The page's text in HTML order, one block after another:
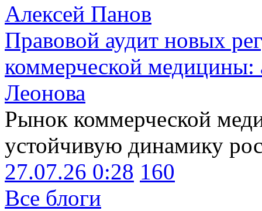
Алексей Панов
Правовой аудит новых
коммерческой медицины:
Леонова
Рынок коммерческой
устойчивую динамику
27.07.26 0:28 160
Все блоги